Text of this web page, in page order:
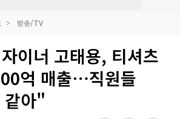
방송/TV
이너 고태용, 티셔츠
억 매출⋯직원들
같아"